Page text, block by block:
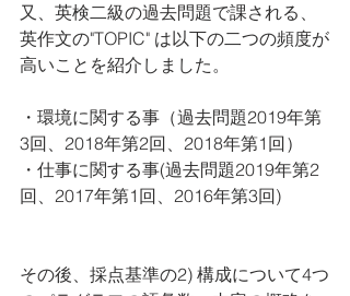
又、英検二級の過去問題で課される、
英作文の"TOPIC" は以下の二つの頻度が
高いことを紹介しました。
・環境に関する事（過去問題2019年第
3回、2018年第2回、2018年第1回）
・仕事に関する事(過去問題2019年第2
回、2017年第1回、2016年第3回)
その後、採点基準の2) 構成について4つ